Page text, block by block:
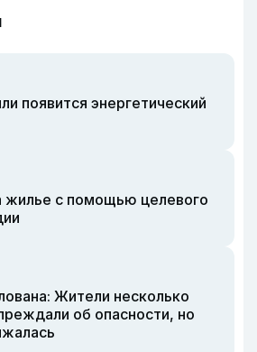
появится энергетический
жилье с помощью целевого
Жители несколько
об опасности, но